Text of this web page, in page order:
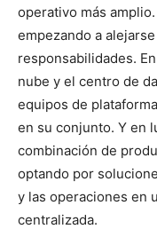
operativo más
empezando a
responsabilidades.
nube y el centro de
equipos de
en su conjunto. Y en
combinación de
optando por
y las operaciones en
centralizada.